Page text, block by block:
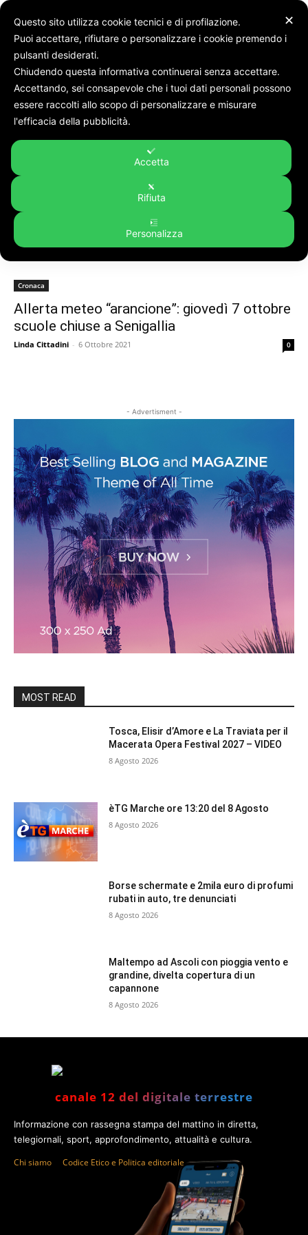
Scuole chiuse
Tag:scuole chiuse
Cronaca
Allerta meteo “arancione”: giovedì 7 ottobre
scuole chiuse a Senigallia
Linda Cittadini - 6 Ottobre 2021 0
- Advertisment -
MOST READ
Tosca, Elisir d’Amore e La Traviata per il
Macerata Opera Festival 2027 – VIDEO
8 Agosto 2026
èTG Marche ore 13:20 del 8 Agosto
8 Agosto 2026
Borse schermate e 2mila euro di profumi
rubati in auto, tre denunciati
8 Agosto 2026
Maltempo ad Ascoli con pioggia vento e
grandine, divelta copertura di un
capannone
8 Agosto 2026
canale 12 del digitale terrestre
Informazione con rassegna stampa del mattino in diretta,
telegiornali, sport, approfondimento, attualità e cultura.
Chi siamo Codice Etico e Politica editoriale
✕
Questo sito utilizza cookie tecnici e di profilazione.
Puoi accettare, rifiutare o personalizzare i cookie premendo i
pulsanti desiderati.
Chiudendo questa informativa continuerai senza accettare.
Accettando, sei consapevole che i tuoi dati personali possono
essere raccolti allo scopo di personalizzare e misurare
l'efficacia della pubblicità.
Accetta
Rifiuta
Personalizza